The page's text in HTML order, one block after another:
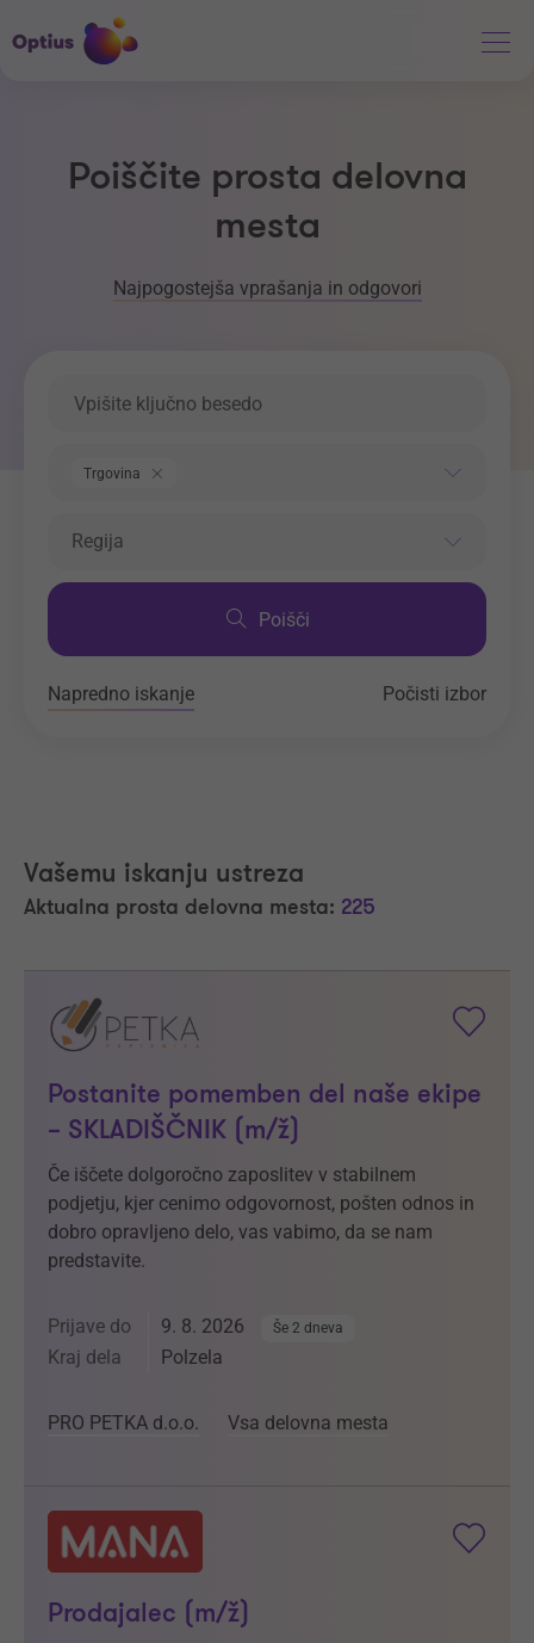
Poiščite prosta delovna
mesta
Najpogostejša vprašanja in odgovori
Trgovina
Regija
Poišči
Napredno iskanje Počisti izbor
Vašemu iskanju ustreza
Aktualna prosta delovna mesta: 225
Postanite pomemben del naše ekipe
– SKLADIŠČNIK (m/ž)
Če iščete dolgoročno zaposlitev v stabilnem
podjetju, kjer cenimo odgovornost, pošten odnos in
dobro opravljeno delo, vas vabimo, da se nam
predstavite.
Prijave do 9. 8. 2026 Še 2 dneva
Kraj dela Polzela
PRO PETKA d.o.o. Vsa delovna mesta
Prodajalec (m/ž)